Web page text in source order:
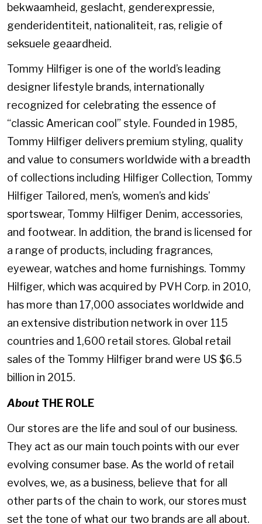
bekwaamheid, geslacht, genderexpressie,
genderidentiteit, nationaliteit, ras, religie of
seksuele geaardheid.
Tommy Hilfiger is one of the world’s leading
designer lifestyle brands, internationally
recognized for celebrating the essence of
“classic American cool” style. Founded in 1985,
Tommy Hilfiger delivers premium styling, quality
and value to consumers worldwide with a breadth
of collections including Hilfiger Collection, Tommy
Hilfiger Tailored, men’s, women’s and kids’
sportswear, Tommy Hilfiger Denim, accessories,
and footwear. In addition, the brand is licensed for
a range of products, including fragrances,
eyewear, watches and home furnishings. Tommy
Hilfiger, which was acquired by PVH Corp. in 2010,
has more than 17,000 associates worldwide and
an extensive distribution network in over 115
countries and 1,600 retail stores. Global retail
sales of the Tommy Hilfiger brand were US $6.5
billion in 2015.
About THE ROLE
Our stores are the life and soul of our business.
They act as our main touch points with our ever
evolving consumer base. As the world of retail
evolves, we, as a business, believe that for all
other parts of the chain to work, our stores must
set the tone of what our two brands are all about.